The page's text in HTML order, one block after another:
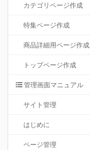
カテゴリページ作成
特集ページ作成
商品詳細用ページ作成
トップページ作成
管理画面マニュアル
サイト管理
はじめに
ページ管理